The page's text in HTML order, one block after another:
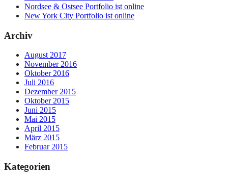
Nordsee & Ostsee Portfolio ist online
New York City Portfolio ist online
Archiv
August 2017
November 2016
Oktober 2016
Juli 2016
Dezember 2015
Oktober 2015
Juni 2015
Mai 2015
April 2015
März 2015
Februar 2015
Kategorien